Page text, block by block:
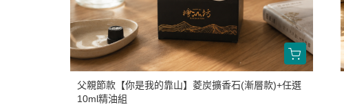
父親節款【你是我的靠山】菱炭擴香石(漸層款)+任選
10ml精油組